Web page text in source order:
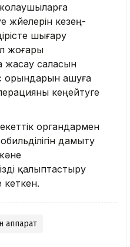
кезең-
шығару
жоғары
жасау саласын
орындарын ашуға
кеңейтуге
органдармен
дамыту
қалыптастыру
кеткен.
аппарат